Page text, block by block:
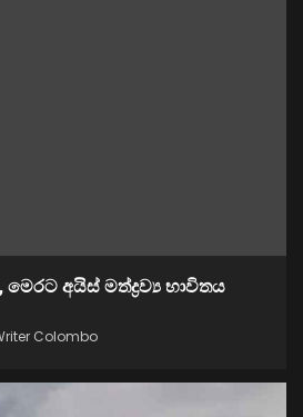
අයිස් මත්ද්‍රව්‍ය භාවිතය
Colombo